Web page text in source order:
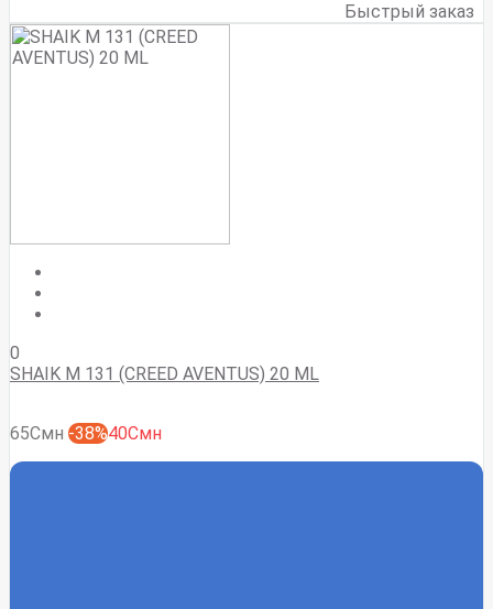
Быстрый заказ
0
SHAIK M 131 (CREED AVENTUS) 20 ML
65Смн -38%40Смн